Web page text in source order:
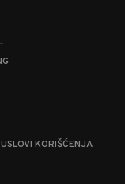
KORIŠĆENJA